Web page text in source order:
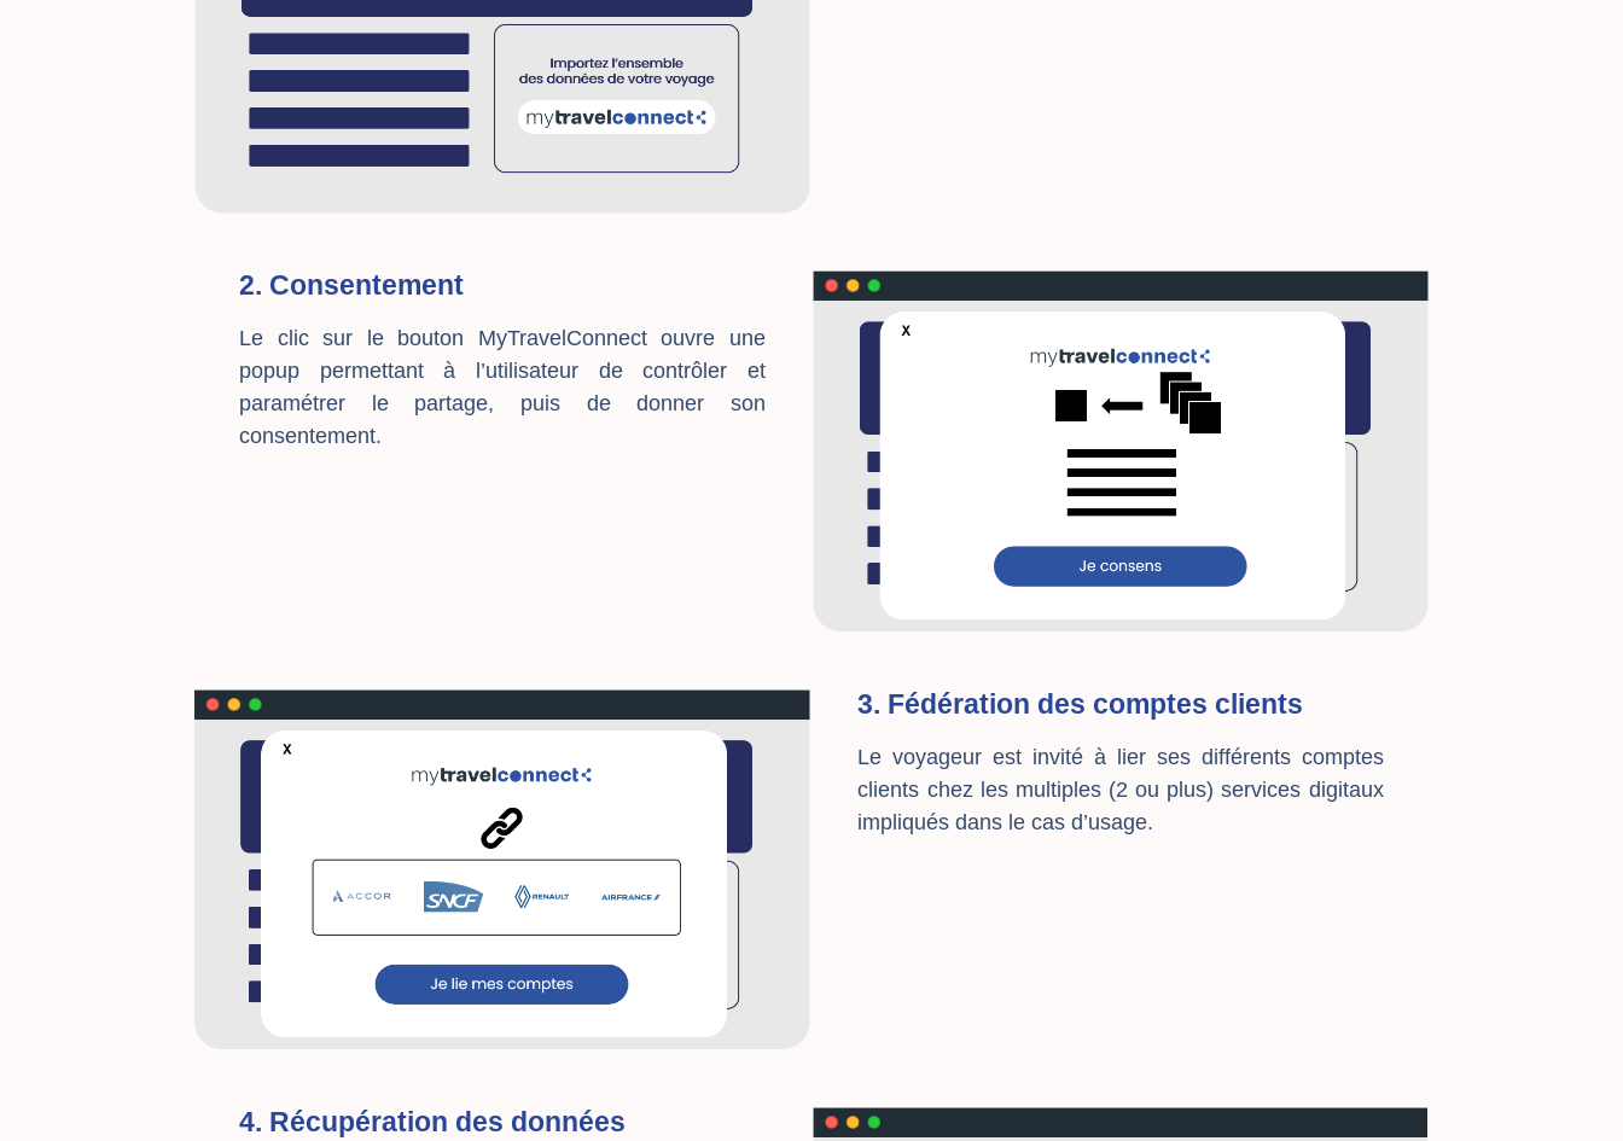
2. Consentement
Le clic sur le bouton MyTravelConnect ouvre une
popup permettant à l’utilisateur de contrôler et
paramétrer le partage, puis de donner son
consentement.
3. Fédération des comptes clients
Le voyageur est invité à lier ses différents comptes
clients chez les multiples (2 ou plus) services digitaux
impliqués dans le cas d’usage.
4. Récupération des données